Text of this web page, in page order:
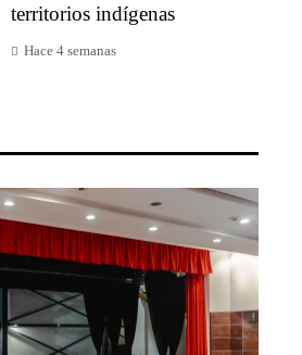
territorios indígenas
Hace 4 semanas